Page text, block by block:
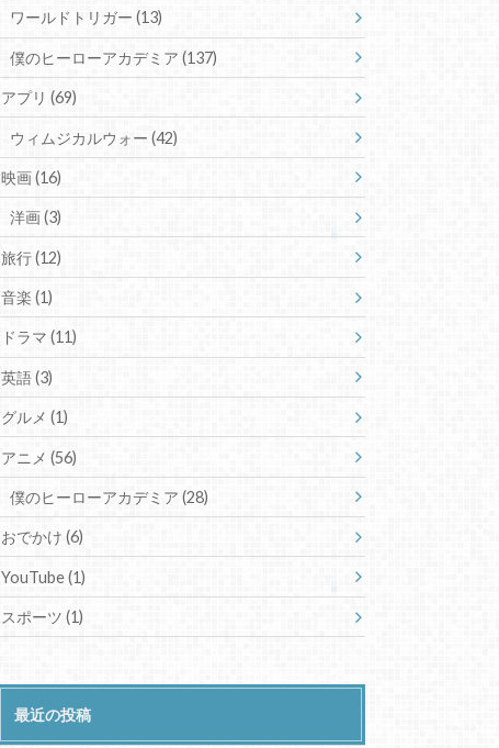
ワールドトリガー (13)
僕のヒーローアカデミア (137)
アプリ(69)
ウィムジカルウォー (42)
映画(16)
洋画(3)
旅行(12)
音楽(1)
ドラマ(11)
英語(3)
グルメ(1)
アニメ(56)
僕のヒーローアカデミア (28)
おでかけ(6)
YouTube(1)
スポーツ(1)
最近の投稿